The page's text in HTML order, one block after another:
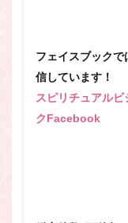
フェイスブック
信しています！
スピリチュアル
クFacebook